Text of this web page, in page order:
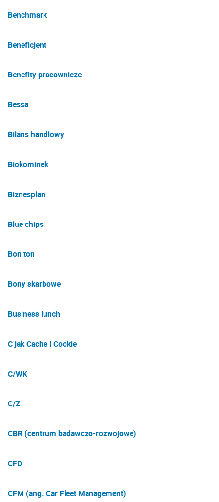
Benchmark
Beneficjent
Benefity pracownicze
Bessa
Bilans handlowy
Biokominek
Biznesplan
Blue chips
Bon ton
Bony skarbowe
Business lunch
C jak Cache i Cookie
C/WK
C/Z
CBR (centrum badawczo-rozwojowe)
CFD
CFM (ang. Car Fleet Management)